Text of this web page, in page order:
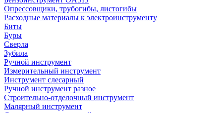
Опрессовщики, трубогибы, листогибы
Расходные материалы к электроинструменту
Биты
Буры
Сверла
Зубила
Ручной инструмент
Измерительный инструмент
Инструмент слесарный
Ручной инструмент разное
Строительно-отделочный инструмент
Малярный инструмент